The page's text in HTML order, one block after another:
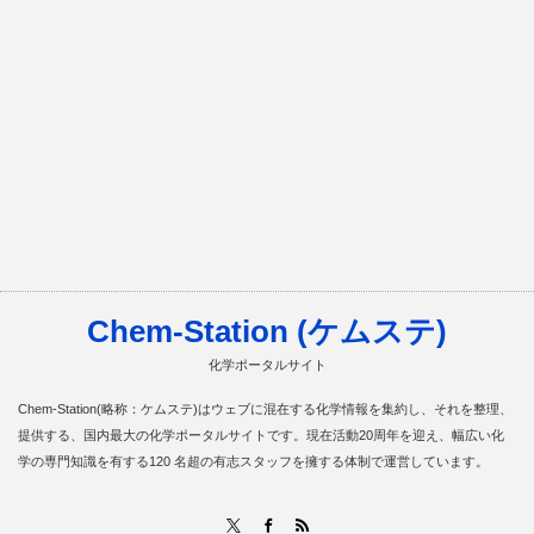
Chem-Station (ケムステ)
化学ポータルサイト
Chem-Station(略称：ケムステ)はウェブに混在する化学情報を集約し、それを整理、
提供する、国内最大の化学ポータルサイトです。現在活動20周年を迎え、幅広い化
学の専門知識を有する120 名超の有志スタッフを擁する体制で運営しています。
Facebook